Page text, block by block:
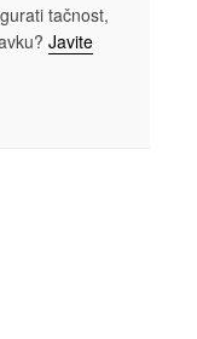
tačnost,
Javite